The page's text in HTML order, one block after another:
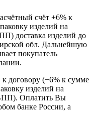
счёт +6% к
изделий на
доставка изделий до
обл. Дальнейшую
покупатель
договору (+6% к сумме
изделий на
Оплатить Вы
банке России, а